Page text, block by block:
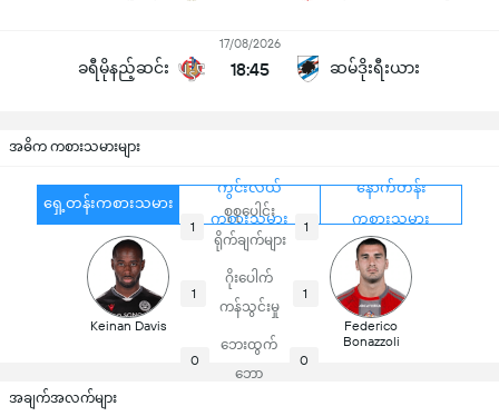
ခရီမိုနည့်ဆင်း
17/08/2026
18:45 ဆမ်ဒိုးရီးယား
အဓိက ကစားသမားများ
ရှေ့တန်းကစားသမား
ကွင်းလယ်
ကစားသမား
နောက်တန်း
ကစားသမား
Keinan Davis
1
စုစုပေါင်း
ရိုက်ချက်များ
1
1
ဂိုးပေါက်
ကန်သွင်းမှု
1
0
ဘေးထွက်
ဘော
0
Federico
Bonazzoli
အချက်အလက်များ